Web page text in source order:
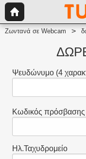
Ζωντανά σε Webcam
Ψευδώνυμο (4
Κωδικός πρόσβασης
Ηλ.Ταχυδρομείο